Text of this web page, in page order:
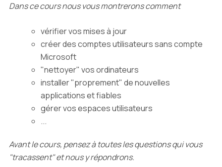
Dans ce cours nous vous montrerons comment
vérifier vos mises à jour
créer des comptes utilisateurs sans compte
Microsoft
"nettoyer" vos ordinateurs
installer "proprement" de nouvelles
applications et fiables
gérer vos espaces utilisateurs
...
Avant le cours, pensez à toutes les questions qui vous
"tracassent" et nous y répondrons.